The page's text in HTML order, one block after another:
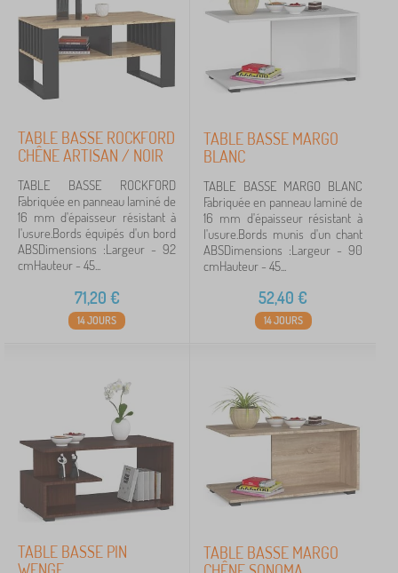
TABLE BASSE ROCKFORD
CHÊNE ARTISAN / NOIR
TABLE BASSE ROCKFORD
Fabriquée en panneau laminé de
16 mm d'épaisseur résistant à
l'usure.Bords équipés d'un bord
ABSDimensions :Largeur - 92
cmHauteur - 45...
71,20 €
14 JOURS
TABLE BASSE MARGO
BLANC
TABLE BASSE MARGO BLANC
Fabriquée en panneau laminé de
16 mm d'épaisseur résistant à
l'usure.Bords munis d'un chant
ABSDimensions :Largeur - 90
cmHauteur - 45...
52,40 €
14 JOURS
TABLE BASSE PIN
TABLE BASSE MARGO